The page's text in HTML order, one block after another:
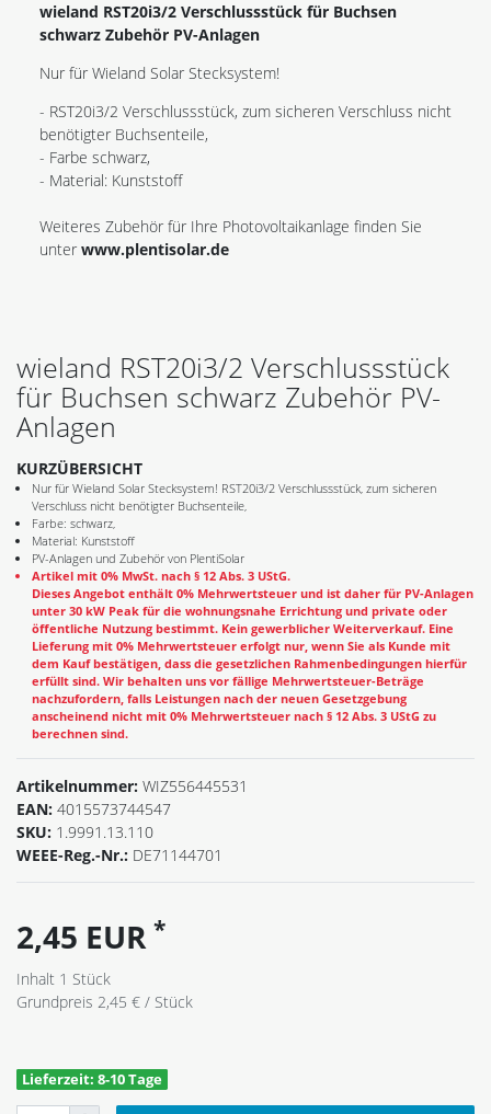
wieland RST20i3/2 Verschlussstück für Buchsen
schwarz Zubehör PV-Anlagen
Nur für Wieland Solar Stecksystem!
- RST20i3/2 Verschlussstück, zum sicheren Verschluss nicht
benötigter Buchsenteile,
- Farbe schwarz,
- Material: Kunststoff
Weiteres Zubehör für Ihre Photovoltaikanlage finden Sie
unter www.plentisolar.de
wieland RST20i3/2 Verschlussstück
für Buchsen schwarz Zubehör PV-
Anlagen
KURZÜBERSICHT
Nur für Wieland Solar Stecksystem! RST20i3/2 Verschlussstück, zum sicheren
Verschluss nicht benötigter Buchsenteile,
Farbe: schwarz,
Material: Kunststoff
PV-Anlagen und Zubehör von PlentiSolar
Artikel mit 0% MwSt. nach § 12 Abs. 3 UStG.
Dieses Angebot enthält 0% Mehrwertsteuer und ist daher für PV-Anlagen
unter 30 kW Peak für die wohnungsnahe Errichtung und private oder
öffentliche Nutzung bestimmt. Kein gewerblicher Weiterverkauf. Eine
Lieferung mit 0% Mehrwertsteuer erfolgt nur, wenn Sie als Kunde mit
dem Kauf bestätigen, dass die gesetzlichen Rahmenbedingungen hierfür
erfüllt sind. Wir behalten uns vor fällige Mehrwertsteuer-Beträge
nachzufordern, falls Leistungen nach der neuen Gesetzgebung
anscheinend nicht mit 0% Mehrwertsteuer nach § 12 Abs. 3 UStG zu
berechnen sind.
Artikelnummer: WIZ556445531
EAN: 4015573744547
SKU: 1.9991.13.110
WEEE-Reg.-Nr.: DE71144701
2,45 EUR *
Inhalt 1 Stück
Grundpreis 2,45 € / Stück
Lieferzeit: 8-10 Tage